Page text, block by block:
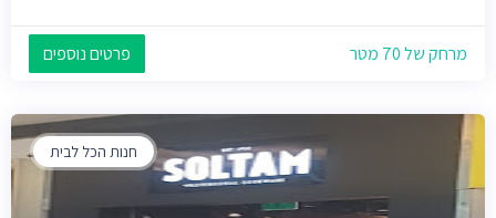
מרחק של 70 מטר פרטים נוספים
חנות הכל לבית